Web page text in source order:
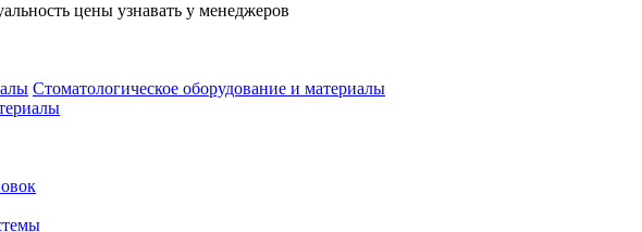
цены узнавать у менеджеров
Стоматологическое оборудование и материалы